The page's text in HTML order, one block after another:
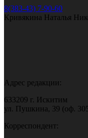
8(383-43) 7-90-60
Кривякина Наталья
Адрес редакции:
633209 г. Искитим
ул. Пушкина, 39 (оф.
Корреспондент: